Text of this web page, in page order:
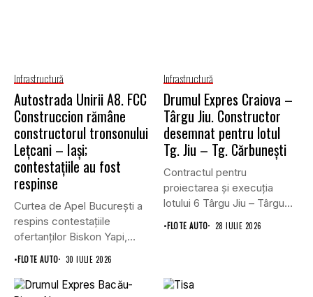
Infrastructură
Autostrada Unirii A8. FCC
Construccion rămâne
constructorul tronsonului
Lețcani – Iași;
contestațiile au fost
respinse
Curtea de Apel București a
respins contestațiile
ofertanților Biskon Yapi,
Straco și...
•FLOTE AUTO 30 IULIE 2026
Infrastructură
Drumul Expres Craiova –
Târgu Jiu. Constructor
desemnat pentru lotul
Tg. Jiu – Tg. Cărbunești
Contractul pentru
proiectarea și execuția
lotului 6 Târgu Jiu – Târgu
Cărbunești,...
•FLOTE AUTO 28 IULIE 2026